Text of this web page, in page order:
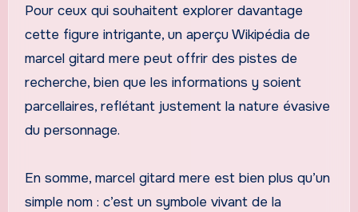
Pour ceux qui souhaitent explorer davantage
cette figure intrigante, un aperçu Wikipédia de
marcel gitard mere peut offrir des pistes de
recherche, bien que les informations y soient
parcellaires, reflétant justement la nature évasive
du personnage.
En somme, marcel gitard mere est bien plus qu’un
simple nom : c’est un symbole vivant de la